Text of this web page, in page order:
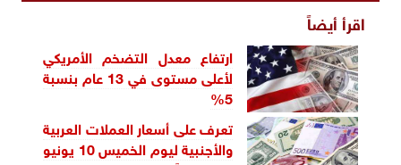
اقرأ أيضاً
ارتفاع معدل التضخم الأمريكي
لأعلى مستوى في 13 عام بنسبة
5%
تعرف على أسعار العملات العربية
والأجنبية ليوم الخميس 10 يونيو